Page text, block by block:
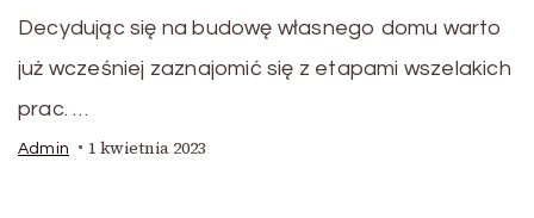
Decydując się na budowę własnego domu warto
już wcześniej zaznajomić się z etapami wszelakich
prac. …
Admin 1 kwietnia 2023